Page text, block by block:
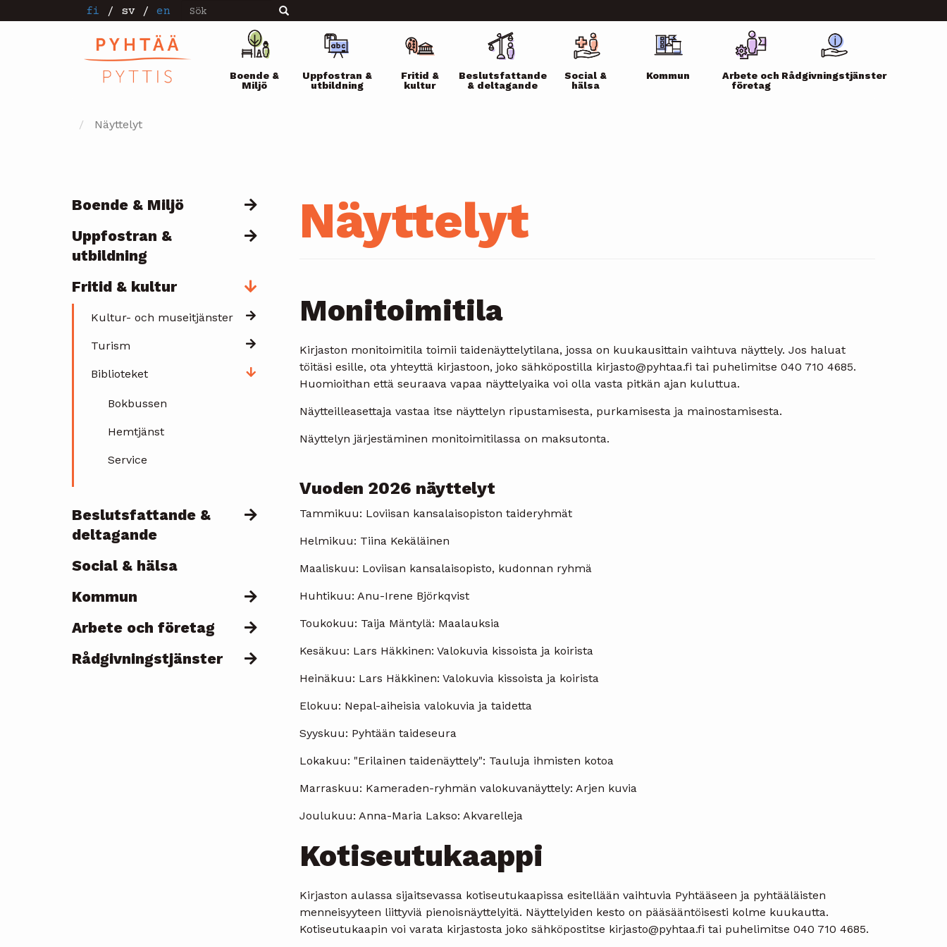
till
fi / sv / en Sök Sök
Päävalikko
Boende &
Miljö
Uppfostran &
utbildning
Fritid &
kultur
Beslutsfattande
& deltagande
Social &
hälsa
Kommun
Arbete och
företag
Rådgivningstjänster
Näyttelyt
Päävalikko
Boende & Miljö
Uppfostran &
utbildning
Fritid & kultur
Kultur- och museitjänster
Turism
Biblioteket
Bokbussen
Hemtjänst
Service
Beslutsfattande &
deltagande
Social & hälsa
Kommun
Arbete och företag
Rådgivningstjänster
Näyttelyt
Monitoimitila
Kirjaston monitoimitila toimii taidenäyttelytilana, jossa on kuukausittain vaihtuva näyttely. Jos haluat
töitäsi esille, ota yhteyttä kirjastoon, joko sähköpostilla kirjasto@pyhtaa.fi tai puhelimitse 040 710 4685.
Huomioithan että seuraava vapaa näyttelyaika voi olla vasta pitkän ajan kuluttua.
Näytteilleasettaja vastaa itse näyttelyn ripustamisesta, purkamisesta ja mainostamisesta.
Näyttelyn järjestäminen monitoimitilassa on maksutonta.
Vuoden 2026 näyttelyt
Tammikuu: Loviisan kansalaisopiston taideryhmät
Helmikuu: Tiina Kekäläinen
Maaliskuu: Loviisan kansalaisopisto, kudonnan ryhmä
Huhtikuu: Anu-Irene Björkqvist
Toukokuu: Taija Mäntylä: Maalauksia
Kesäkuu: Lars Häkkinen: Valokuvia kissoista ja koirista
Heinäkuu: Lars Häkkinen: Valokuvia kissoista ja koirista
Elokuu: Nepal-aiheisia valokuvia ja taidetta
Syyskuu: Pyhtään taideseura
Lokakuu: "Erilainen taidenäyttely": Tauluja ihmisten kotoa
Marraskuu: Kameraden-ryhmän valokuvanäyttely: Arjen kuvia
Joulukuu: Anna-Maria Lakso: Akvarelleja
Kotiseutukaappi
Kirjaston aulassa sijaitsevassa kotiseutukaapissa esitellään vaihtuvia Pyhtääseen ja pyhtääläisten
menneisyyteen liittyviä pienoisnäyttelyitä. Näyttelyiden kesto on pääsääntöisesti kolme kuukautta.
Kotiseutukaapin voi varata kirjastosta joko sähköpostitse kirjasto@pyhtaa.fi tai puhelimitse 040 710 4685.